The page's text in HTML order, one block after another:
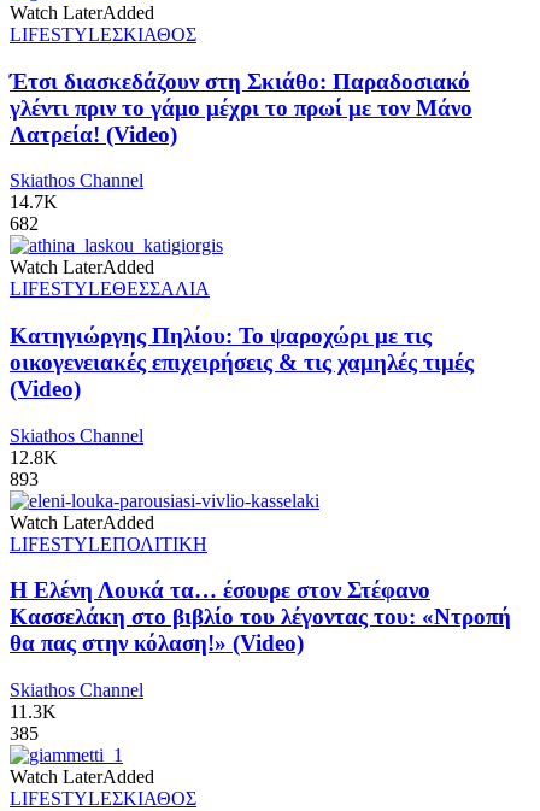
Watch LaterAdded
LIFESTYLEΣΚΙΑΘΟΣ
Έτσι διασκεδάζουν στη Σκιάθο: Παραδοσιακό
γλέντι πριν το γάμο μέχρι το πρωί με τον Μάνο
Λατρεία! (Video)
Skiathos Channel
14.7K
682
Watch LaterAdded
LIFESTYLEΘΕΣΣΑΛΙΑ
Κατηγιώργης Πηλίου: Το ψαροχώρι με τις
οικογενειακές επιχειρήσεις & τις χαμηλές τιμές
(Video)
Skiathos Channel
12.8K
893
Watch LaterAdded
LIFESTYLEΠΟΛΙΤΙΚΗ
Η Ελένη Λουκά τα… έσουρε στον Στέφανο
Κασσελάκη στο βιβλίο του λέγοντας του: «Ντροπή
θα πας στην κόλαση!» (Video)
Skiathos Channel
11.3K
385
Watch LaterAdded
LIFESTYLEΣΚΙΑΘΟΣ